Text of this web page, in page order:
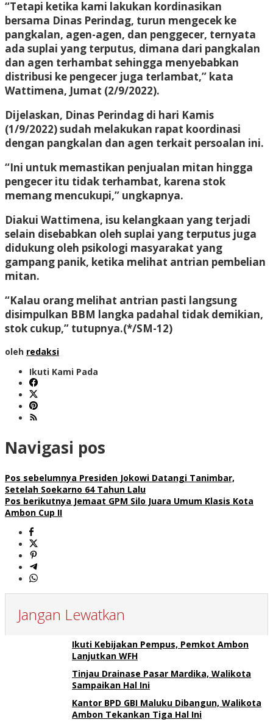
“Tetapi ketika kami lakukan kordinasikan
bersama Dinas Perindag, turun mengecek ke
pangkalan, agen-agen, dan penggecer, ternyata
ada suplai yang terputus, dimana dari pangkalan
dan agen terhambat sehingga menyebabkan
distribusi ke pengecer juga terlambat,” kata
Wattimena, Jumat (2/9/2022).
Dijelaskan, Dinas Perindag di hari Kamis
(1/9/2022) sudah melakukan rapat koordinasi
dengan pangkalan dan agen terkait persoalan ini.
“Ini untuk memastikan penjualan mitan hingga
pengecer itu tidak terhambat, karena stok
memang mencukupi,” ungkapnya.
Diakui Wattimena, isu kelangkaan yang terjadi
selain disebabkan oleh suplai yang terputus juga
didukung oleh psikologi masyarakat yang
gampang panik, ketika melihat antrian pembelian
mitan.
“Kalau orang melihat antrian pasti langsung
disimpulkan BBM langka padahal tidak demikian,
stok cukup,” tutupnya.(*/SM-12)
oleh redaksi
Ikuti Kami Pada
Navigasi pos
Pos sebelumnya Presiden Jokowi Datangi Tanimbar,
Setelah Soekarno 64 Tahun Lalu
Pos berikutnya Jemaat GPM Silo Juara Umum Klasis Kota
Ambon Cup II
Jangan Lewatkan
Ikuti Kebijakan Pempus, Pemkot Ambon
Lanjutkan WFH
Tinjau Drainase Pasar Mardika, Walikota
Sampaikan Hal Ini
Kantor BPD GBI Maluku Dibangun, Walikota
Ambon Tekankan Tiga Hal Ini